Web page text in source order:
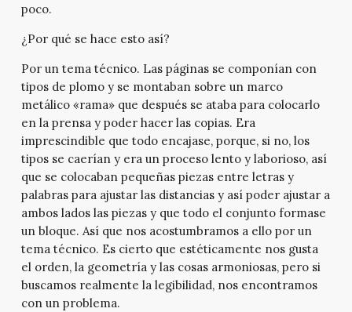
poco.
¿Por qué se hace esto así?
Por un tema técnico. Las páginas se componían con
tipos de plomo y se montaban sobre un marco
metálico «rama» que después se ataba para colocarlo
en la prensa y poder hacer las copias. Era
imprescindible que todo encajase, porque, si no, los
tipos se caerían y era un proceso lento y laborioso, así
que se colocaban pequeñas piezas entre letras y
palabras para ajustar las distancias y así poder ajustar a
ambos lados las piezas y que todo el conjunto formase
un bloque. Así que nos acostumbramos a ello por un
tema técnico. Es cierto que estéticamente nos gusta
el orden, la geometría y las cosas armoniosas, pero si
buscamos realmente la legibilidad, nos encontramos
con un problema.